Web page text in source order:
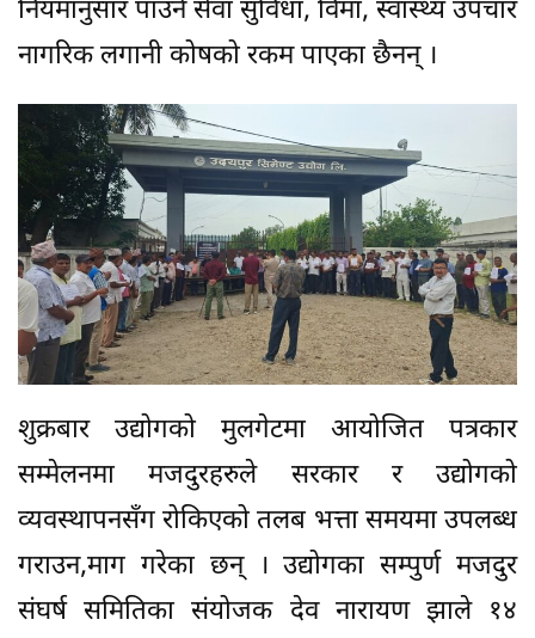
नियमानुसार पाउने सेवा सुविधा, विमा, स्वास्थ्य उपचार
नागरिक लगानी कोषको रकम पाएका छैनन् ।
शुक्रबार उद्योगको मुलगेटमा आयोजित पत्रकार
सम्मेलनमा मजदुरहरुले सरकार र उद्योगको
व्यवस्थापनसँग रोकिएको तलब भत्ता समयमा उपलब्ध
गराउन,माग गरेका छन् । उद्योगका सम्पुर्ण मजदुर
संघर्ष समितिका संयोजक देव नारायण झाले १४